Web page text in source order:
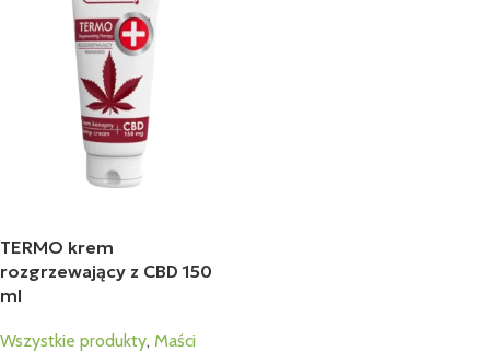
TERMO krem
rozgrzewający z CBD 150
ml
Wszystkie produkty, Maści